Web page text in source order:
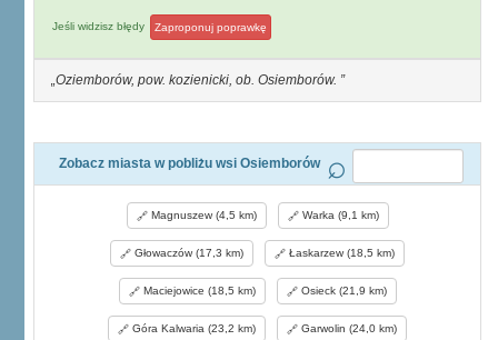
Jeśli widzisz błędy Zaproponuj poprawkę
Oziemborów, pow. kozienicki, ob. Osiemborów.
Zobacz miasta w pobliżu wsi Osiemborów
Magnuszew (4,5 km) Warka (9,1 km)
Głowaczów (17,3 km) Łaskarzew (18,5 km)
Maciejowice (18,5 km) Osieck (21,9 km)
Góra Kalwaria (23,2 km) Garwolin (24,0 km)